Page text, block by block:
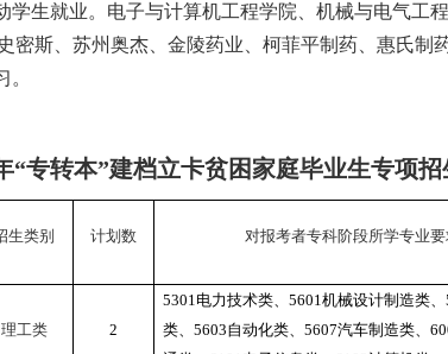
生就业。电子与计算机工程学院、机械与电气工
史密斯、苏州奥杰、金陵药业、柯菲平制药、惠氏
“专转本”建档立卡贫困家庭毕业生专项招
生类别 计划数 对报考者专科阶段所学专业
理工类 2
5301电力技术类、 5601机械设计制造类、
类、 5603自动化类、 5607汽车制造类、